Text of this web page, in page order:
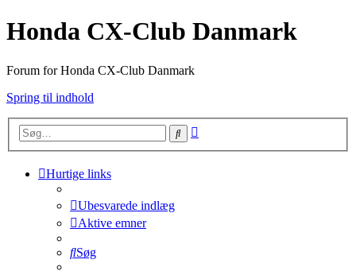
Honda CX-Club Danmark
Forum for Honda CX-Club Danmark
Spring til indhold
Søg
Hurtige links
Ubesvarede indlæg
Aktive emner
Søg